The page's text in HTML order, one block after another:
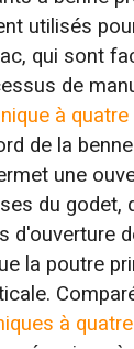
utilisés
qui sont
de
à
de la
une
du godet,
d'ouverture
la poutre
à